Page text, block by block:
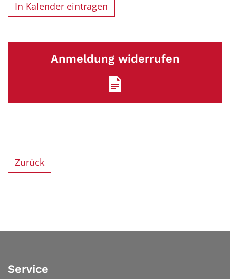
In Kalender eintragen
Anmeldung widerrufen
Zurück
Service